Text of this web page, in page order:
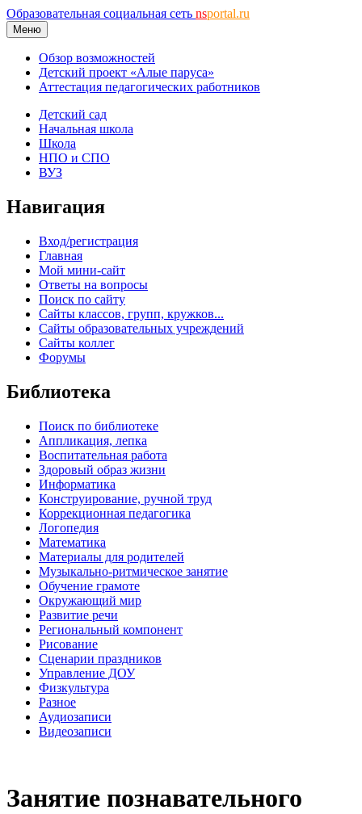
Образовательная социальная сеть nsportal.ru
Меню
Обзор возможностей
Детский проект «Алые паруса»
Аттестация педагогических работников
Детский сад
Начальная школа
Школа
НПО и СПО
ВУЗ
Навигация
Вход/регистрация
Главная
Мой мини-сайт
Ответы на вопросы
Поиск по сайту
Сайты классов, групп, кружков...
Сайты образовательных учреждений
Сайты коллег
Форумы
Библиотека
Поиск по библиотеке
Аппликация, лепка
Воспитательная работа
Здоровый образ жизни
Информатика
Конструирование, ручной труд
Коррекционная педагогика
Логопедия
Математика
Материалы для родителей
Музыкально-ритмическое занятие
Обучение грамоте
Окружающий мир
Развитие речи
Региональный компонент
Рисование
Сценарии праздников
Управление ДОУ
Физкультура
Разное
Аудиозаписи
Видеозаписи
Занятие познавательного